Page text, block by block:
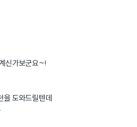
신가보군요~!
도와드릴텐데